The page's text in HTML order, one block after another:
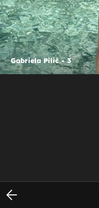
Gabriela Pilić - 3